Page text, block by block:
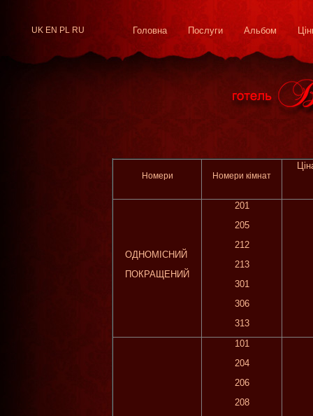
UK EN PL RU Головна Послуги Альбом
Номери Номери кімнат
ОДНОМІСНИЙ
ПОКРАЩЕНИЙ
201
205
212
213
301
306
313
101
204
206
208